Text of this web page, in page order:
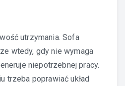
utrzymania. Sofa
wtedy, gdy nie wymaga
niepotrzebnej pracy.
trzeba poprawiać układ